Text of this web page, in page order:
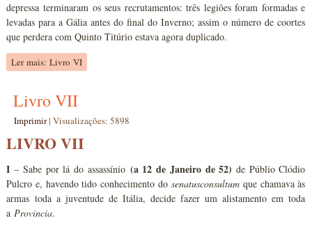
depressa terminaram os seus recrutamentos: três legiões foram formadas e
levadas para a Gália antes do final do Inverno; assim o número de coortes
que perdera com Quinto Titúrio estava agora duplicado.
Ler mais: Livro VI
Livro VII
Imprimir|Visualizações: 5898
LIVRO VII
I– Sabe por lá do assassínio (a 12 de Janeiro de 52) de Públio Clódio
Pulcro e, havendo tido conhecimento dosenatusconsultum que chamava às
armas toda a juventude de Itália, decide fazer um alistamento em toda
aProvincia.